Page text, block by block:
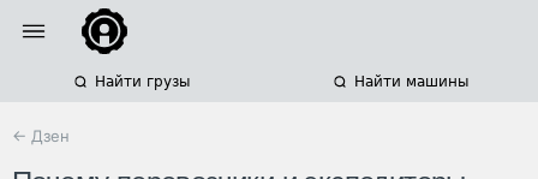
Найти грузы Найти машины
← Дзен